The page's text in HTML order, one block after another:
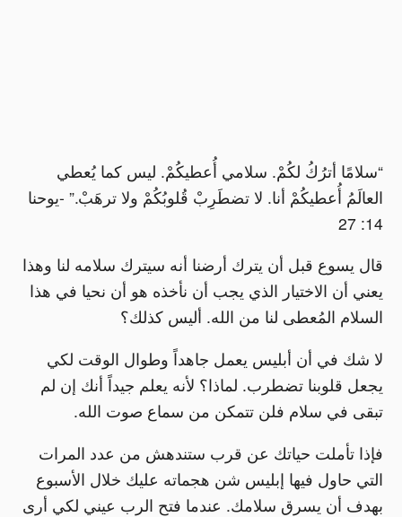
“سلامًا أترُكُ لكُمْ. سلامي أُعطيكُمْ. ليس كما يُعطي
العالَمُ أُعطيكُمْ أنا. لا تضطَرِبْ قُلوبُكُمْ ولا ترهَبْ.” -يوحنا
14: 27
قال يسوع قبل أن يترك أرضنا أنه سيترك سلامه لنا وهذا
يعني أن الاختيار الذي يجب أن نأخذه هو أن نحيا في هذا
السلام المُعطى لنا من الله. أليس كذلك؟
لا شك في أن أبليس يعمل جاهداً وطوال الوقت لكي
يجعل قلوبنا تضطرب. لماذا؟ لأنه يعلم جيداً أنك إن لم
تبقى في سلام فلن تتمكن من سماع صوت الله.
فإذا تأملت حياتك عن قرب ستندهش من عدد المرات
التي حاول فيها إبليس شن هجماته عليك خلال الأسبوع
بهدف أن يسرق سلامك. عندما فتح الرب عيني لكي أرى